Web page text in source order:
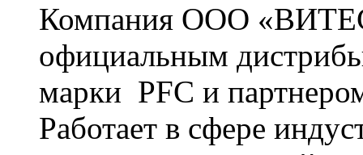
Компания ООО
официальным
марки PFC и
Работает в сфере